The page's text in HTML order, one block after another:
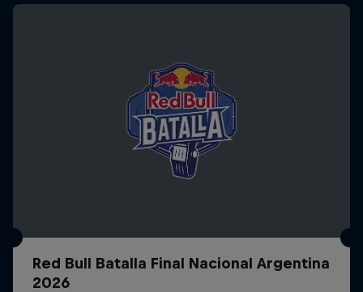
Red Bull Batalla Final Nacional Argentina
2026